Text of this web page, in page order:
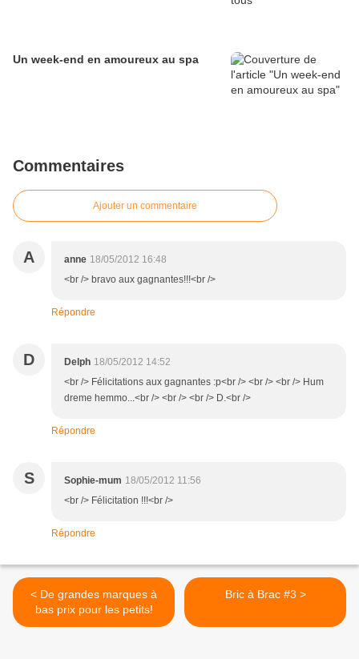
Un week-end en amoureux au spa
Commentaires
Ajouter un commentaire
A anne 18/05/2012 16:48
<br /> bravo aux gagnantes!!!<br />
Répondre
D Delph 18/05/2012 14:52
<br /> Félicitations aux gagnantes :p<br /> <br /> <br /> Hum
dreme hemmo...<br /> <br /> <br /> D.<br />
Répondre
S Sophie-mum 18/05/2012 11:56
<br /> Félicitation !!!<br />
Répondre
< De grandes marques à
bas prix pour les petits!
Bric à Brac #3 >